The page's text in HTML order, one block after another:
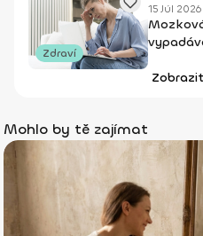
Zdraví
15 Júl 2026
Mohlo by tě zajímat